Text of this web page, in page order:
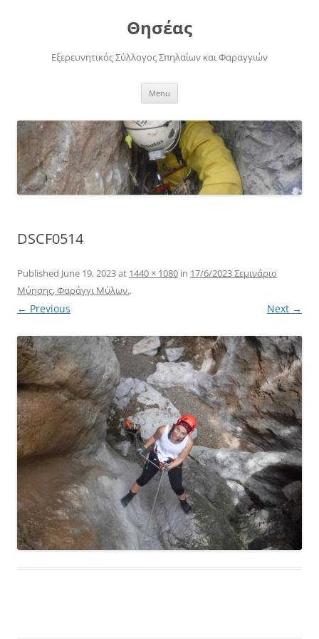
Θησέας
Εξερευνητικός Σύλλογος Σπηλαίων και Φαραγγιών
Menu
DSCF0514
Published June 19, 2023at 1440 × 1080 in 17/6/2023 Σεμινάριο
Μύησης, Φαράγγι Μύλων..
← Previous Next →